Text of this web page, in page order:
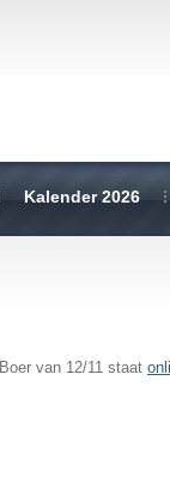
Kalender 2026
van 12/11 staat